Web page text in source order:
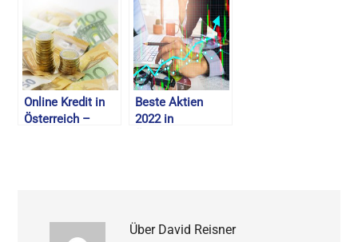
Günstige Online
Kredite – 2026
bekommen –
Online
Kreditvergleich
2026
Online Kredit in
Österreich –
Beste Aktien
2022 in
Über David Reisner